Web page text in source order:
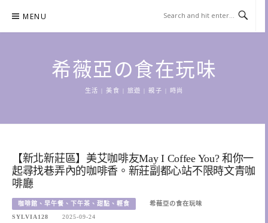
content
MENU
希薇亞の食在玩味
生活 | 美食 | 旅遊 | 親子 | 時尚
【新北新莊區】美艾咖啡友May I Coffee You? 和你一
起尋找巷弄內的咖啡香。新莊副都心站不限時文青咖
啡廳
咖啡館、早午餐、下午茶、甜點、輕食
希薇亞の食在玩味
SYLVIA128
2025-09-24